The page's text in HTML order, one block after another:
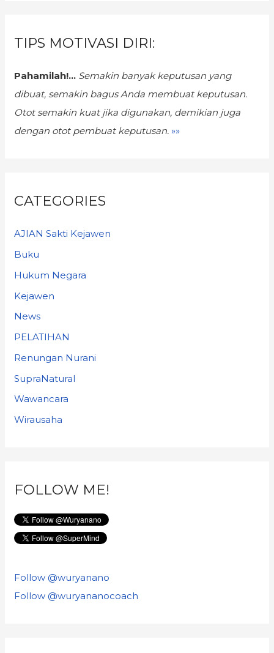
TIPS MOTIVASI DIRI:
Pahamilah!... Semakin banyak keputusan yang
dibuat, semakin bagus Anda membuat keputusan.
Otot semakin kuat jika digunakan, demikian juga
dengan otot pembuat keputusan. »»
CATEGORIES
AJIAN Sakti Kejawen
Buku
Hukum Negara
Kejawen
News
PELATIHAN
Renungan Nurani
SupraNatural
Wawancara
Wirausaha
FOLLOW ME!
Follow @wuryanano
Follow @wuryananocoach